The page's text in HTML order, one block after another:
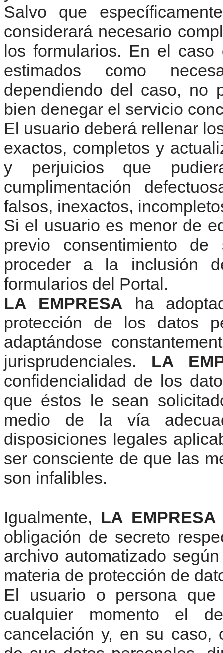
Salvo que
considerará necesario
los formularios. En el
estimados como
dependiendo del caso, no
bien denegar el servicio
El usuario deberá rellenar
exactos, completos y
y perjuicios que
cumplimentación
falsos, inexactos,
Si el usuario es menor de
previo consentimiento
proceder a la inclusión
formularios del Portal.
LA EMPRESA ha
protección de los datos
adaptándose
jurisprudenciales. LA
confidencialidad de los
que éstos le sean
medio de la vía
disposiciones legales
ser consciente de que las
son infalibles.
Igualmente, LA EMPRESA
obligación de secreto
archivo automatizado
materia de protección de
El usuario o persona
cualquier momento el
cancelación y, en su caso,